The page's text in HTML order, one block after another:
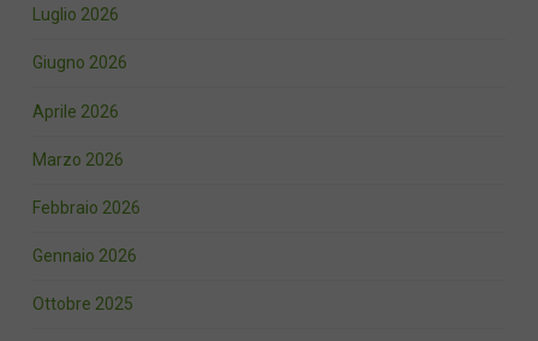
Luglio 2026
Giugno 2026
Aprile 2026
Marzo 2026
Febbraio 2026
Gennaio 2026
Ottobre 2025